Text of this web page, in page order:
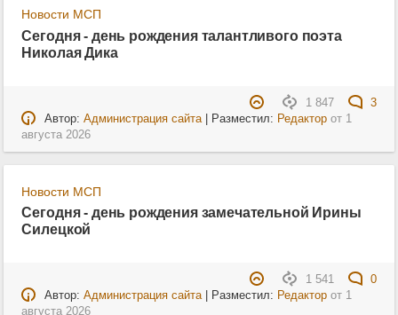
Новости МСП
Сегодня - день рождения талантливого поэта
Николая Дика
1 847
3
Автор: Администрация сайта| Разместил: Редакторот 1
августа 2026
Новости МСП
Сегодня - день рождения замечательной Ирины
Силецкой
1 541
0
Автор: Администрация сайта| Разместил: Редакторот 1
августа 2026